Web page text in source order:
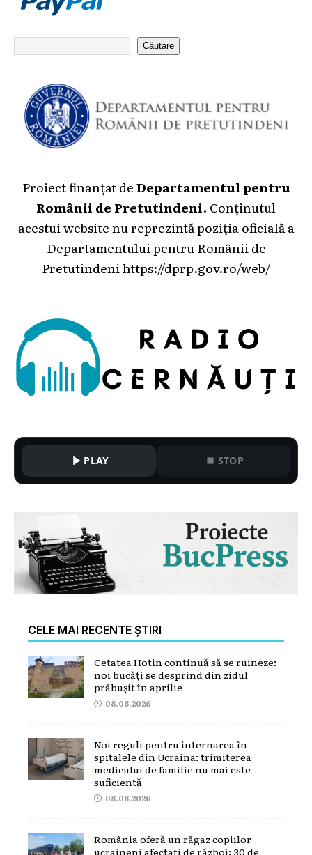
Căutare
Proiect finanțat deDepartamentul pentru
Românii de Pretutindeni. Conținutul
acestui website nu reprezintă poziția oficială a
Departamentului pentru Românii de
Pretutindeni https://dprp.gov.ro/web/
PLAY STOP
CELE MAI RECENTE ȘTIRI
Cetatea Hotin continuă să se ruineze:
noi bucăți se desprind din zidul
prăbușit în aprilie
08.08.2026
Noi reguli pentru internarea în
spitalele din Ucraina: trimiterea
medicului de familie nu mai este
suficientă
08.08.2026
România oferă un răgaz copiilor
ucraineni afectați de război: 30 de